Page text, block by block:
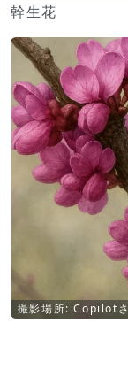
幹生花
撮影場所: Copilot